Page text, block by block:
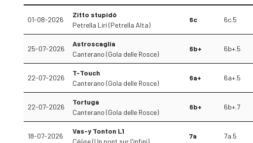
01-08-2026
Zitto stupidó
Petrella Liri (Petrella Alta)
6c 6c.5
25-07-2026
Astroscaglia
Canterano (Gola delle Rosce)
6b+ 6b+.5
22-07-2026
T-Touch
Canterano (Gola delle Rosce)
6a+ 6a+.5
22-07-2026
Tortuga
Canterano (Gola delle Rosce)
6b+ 6b+.7
18-07-2026
Vas-y Tonton L1
Céüse (Un pont sur l'infini)
7a 7a.5